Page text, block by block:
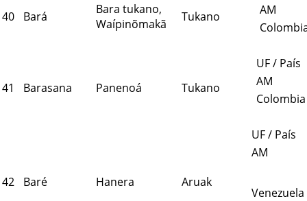
40 Bará
Bara tukano,
Waípinõmakã
Tukano
AM
41 Barasana Panenoá Tukano
UF / País
AM
Colombia
42 Baré Hanera Aruak
UF / País
AM
Venezuela